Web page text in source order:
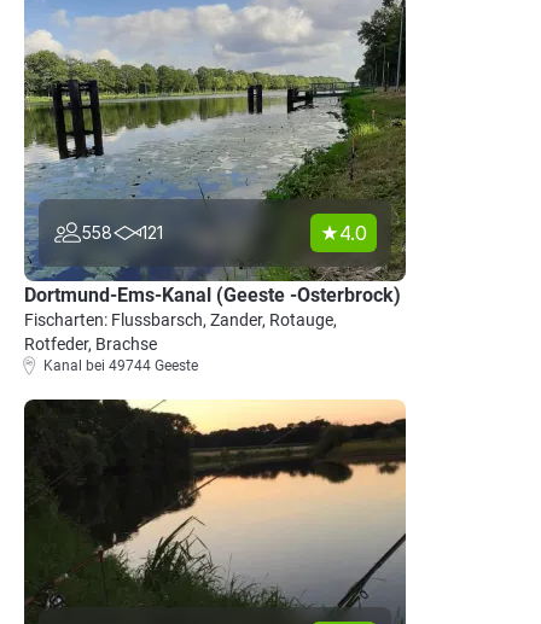
558 121 4.0
Dortmund-Ems-Kanal (Geeste -Osterbrock)
Fischarten: Flussbarsch, Zander, Rotauge,
Rotfeder, Brachse
Kanal bei 49744 Geeste